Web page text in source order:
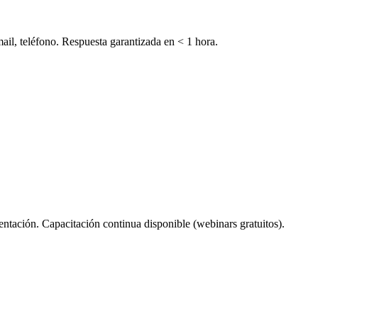
teléfono. Respuesta garantizada en < 1 hora.
Capacitación continua disponible (webinars gratuitos).